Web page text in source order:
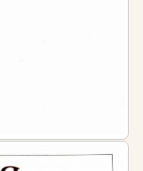
компаниями.
проверки и
Срок действия